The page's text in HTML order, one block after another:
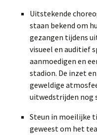
Uitstekende
staan bekend om
gezangen tijdens
visueel en auditief
aanmoedigen en
stadion. De inzet
geweldige
uitwedstrijden nog
Steun in moeilijke
geweest om het